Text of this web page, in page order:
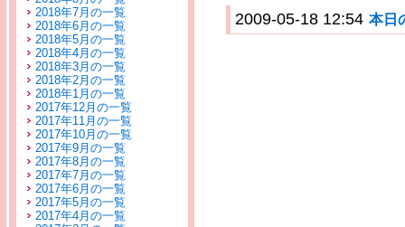
2018年7月の一覧
2018年6月の一覧
2018年5月の一覧
2018年4月の一覧
2018年3月の一覧
2018年2月の一覧
2018年1月の一覧
2017年12月の一覧
2017年11月の一覧
2017年10月の一覧
2017年9月の一覧
2017年8月の一覧
2017年7月の一覧
2017年6月の一覧
2017年5月の一覧
2017年4月の一覧
2009-05-18 12:54 本日